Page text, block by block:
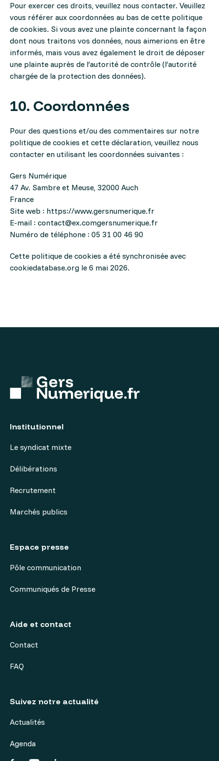
Pour exercer ces droits, veuillez nous contacter. Veuillez
vous référer aux coordonnées au bas de cette politique
de cookies. Si vous avez une plainte concernant la façon
dont nous traitons vos données, nous aimerions en être
informés, mais vous avez également le droit de déposer
une plainte auprès de l’autorité de contrôle (l’autorité
chargée de la protection des données).
10. Coordonnées
Pour des questions et/ou des commentaires sur notre
politique de cookies et cette déclaration, veuillez nous
contacter en utilisant les coordonnées suivantes :
Gers Numérique
47 Av. Sambre et Meuse, 32000 Auch
France
Site web : https://www.gersnumerique.fr
E-mail : contact@ex.comgersnumerique.fr
Numéro de téléphone : 05 31 00 46 90
Cette politique de cookies a été synchronisée avec
cookiedatabase.org le 6 mai 2026.
Institutionnel
Le syndicat mixte
Délibérations
Recrutement
Marchés publics
Espace presse
Pôle communication
Communiqués de Presse
Aide et contact
Contact
FAQ
Suivez notre actualité
Actualités
Agenda